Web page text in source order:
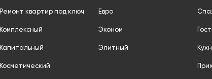
Ремонт квартир под ключ
Комплексный
Капитальный
Косметический
Евро
Эконом
Элитный